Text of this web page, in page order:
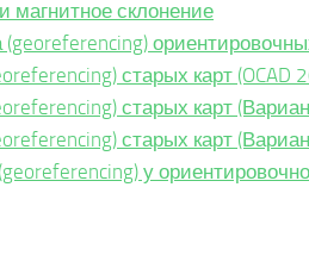
магнитное склонение
старых карт (OCAD
старых карт
старых карт
у